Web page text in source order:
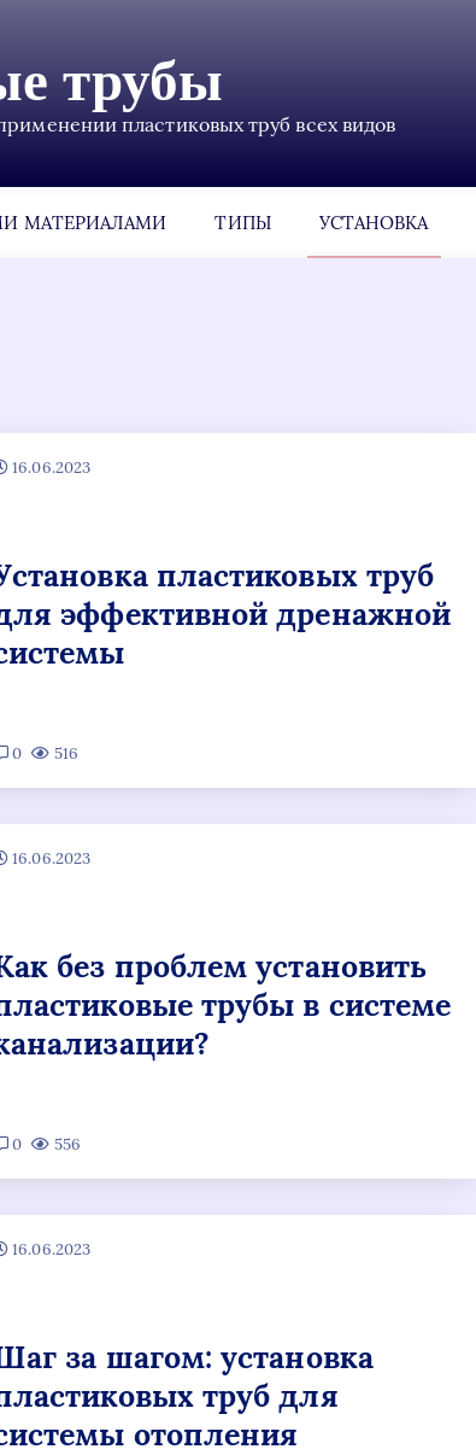
трубы
пластиковых труб всех видов
МАТЕРИАЛАМИ ТИПЫ УСТАНОВКА
16.06.2023
пластиковых труб
эффективной дренажной
0 516
16.06.2023
без проблем установить
трубы в системе
0 556
16.06.2023
за шагом: установка
труб для
отопления